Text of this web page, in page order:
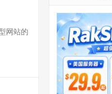
网站的